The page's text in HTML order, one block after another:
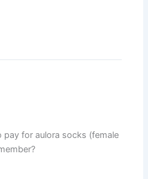
for aulora socks (female